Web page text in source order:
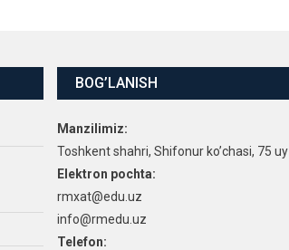
BOG’LANISH
Manzilimiz:
Toshkent shahri, Shifonur ko’chasi, 75 uy
Elektron pochta:
rmxat@edu.uz
info@rmedu.uz
Telefon: